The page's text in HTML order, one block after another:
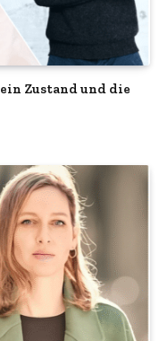
Zustand und die